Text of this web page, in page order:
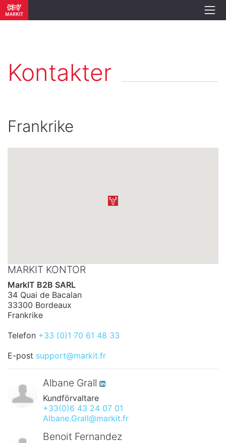
Kontakter
Frankrike
MARKIT KONTOR
MarkIT B2B SARL
34 Quai de Bacalan
33300 Bordeaux
Frankrike
Telefon +33 (0)1 70 61 48 33
E-post support@markit.fr
Albane Grall
Kundförvaltare
+33(0)6 43 24 07 01
Albane.Grall@markit.fr
Benoit Fernandez